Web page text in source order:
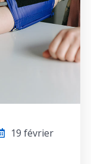
19 février